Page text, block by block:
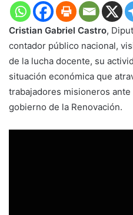
Cristian Gabriel Castro,
contador público nacional,
de la lucha docente, su
situación económica que
trabajadores misioneros
gobierno de la Renovación.